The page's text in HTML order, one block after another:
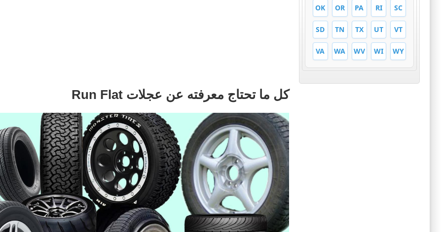
OK OR PA RI SC
SD TN TX UT VT
VA WA WV WI WY
كل ما تحتاج معرفته عن عجلات Run Flat